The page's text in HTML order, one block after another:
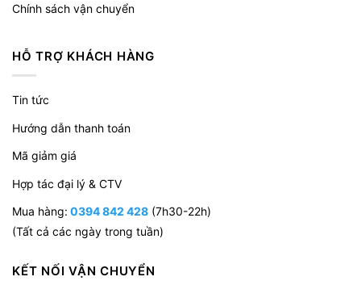
Chính sách vận chuyển
HỖ TRỢ KHÁCH HÀNG
Tin tức
Hướng dẫn thanh toán
Mã giảm giá
Hợp tác đại lý & CTV
Mua hàng: 0394 842 428 (7h30-22h)
(Tất cả các ngày trong tuần)
KẾT NỐI VẬN CHUYỂN